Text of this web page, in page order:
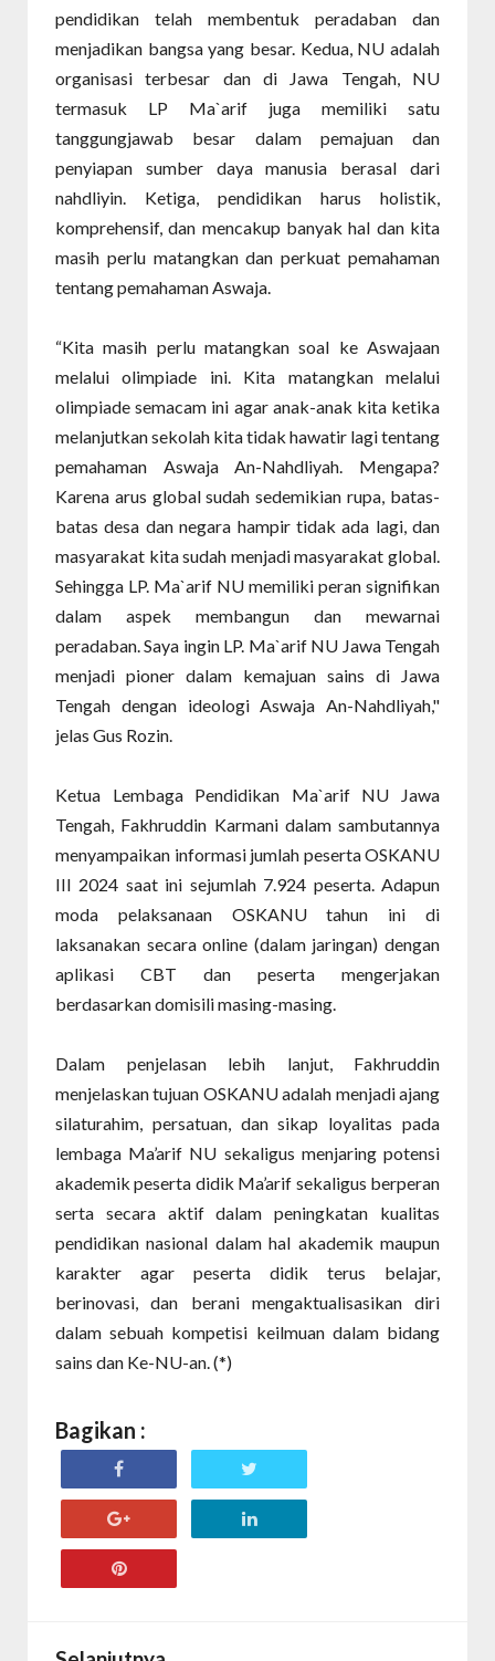
pendidikan telah membentuk peradaban dan
menjadikan bangsa yang besar. Kedua, NU adalah
organisasi terbesar dan di Jawa Tengah, NU
termasuk LP Ma`arif juga memiliki satu
tanggungjawab besar dalam pemajuan dan
penyiapan sumber daya manusia berasal dari
nahdliyin. Ketiga, pendidikan harus holistik,
komprehensif, dan mencakup banyak hal dan kita
masih perlu matangkan dan perkuat pemahaman
tentang pemahaman Aswaja.
“Kita masih perlu matangkan soal ke Aswajaan
melalui olimpiade ini. Kita matangkan melalui
olimpiade semacam ini agar anak-anak kita ketika
melanjutkan sekolah kita tidak hawatir lagi tentang
pemahaman Aswaja An-Nahdliyah. Mengapa?
Karena arus global sudah sedemikian rupa, batas-
batas desa dan negara hampir tidak ada lagi, dan
masyarakat kita sudah menjadi masyarakat global.
Sehingga LP. Ma`arif NU memiliki peran signifikan
dalam aspek membangun dan mewarnai
peradaban. Saya ingin LP. Ma`arif NU Jawa Tengah
menjadi pioner dalam kemajuan sains di Jawa
Tengah dengan ideologi Aswaja An-Nahdliyah,"
jelas Gus Rozin.
Ketua Lembaga Pendidikan Ma`arif NU Jawa
Tengah, Fakhruddin Karmani dalam sambutannya
menyampaikan informasi jumlah peserta OSKANU
III 2024 saat ini sejumlah 7.924 peserta. Adapun
moda pelaksanaan OSKANU tahun ini di
laksanakan secara online (dalam jaringan) dengan
aplikasi CBT dan peserta mengerjakan
berdasarkan domisili masing-masing.
Dalam penjelasan lebih lanjut, Fakhruddin
menjelaskan tujuan OSKANU adalah menjadi ajang
silaturahim, persatuan, dan sikap loyalitas pada
lembaga Ma’arif NU sekaligus menjaring potensi
akademik peserta didik Ma’arif sekaligus berperan
serta secara aktif dalam peningkatan kualitas
pendidikan nasional dalam hal akademik maupun
karakter agar peserta didik terus belajar,
berinovasi, dan berani mengaktualisasikan diri
dalam sebuah kompetisi keilmuan dalam bidang
sains dan Ke-NU-an. (*)
Bagikan :